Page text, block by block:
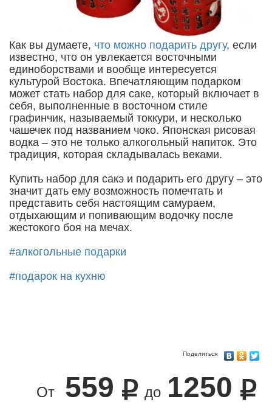
Как вы думаете, что можно подарить другу, если
известно, что он увлекается восточными
единоборствами и вообще интересуется
культурой Востока. Впечатляющим подарком
может стать набор для саке, который включает в
себя, выполненные в восточном стиле
графинчик, называемый токкури, и несколько
чашечек под названием чоко. Японская рисовая
водка – это не только алкогольный напиток. Это
традиция, которая складывалась веками.
Купить набор для сакэ и подарить его другу – это
значит дать ему возможность помечтать и
представить себя настоящим самураем,
отдыхающим и попивающим водочку после
жестокого боя на мечах.
#алкогольные подарки
#подарок на кухню
Поделиться
От 559 до 1250